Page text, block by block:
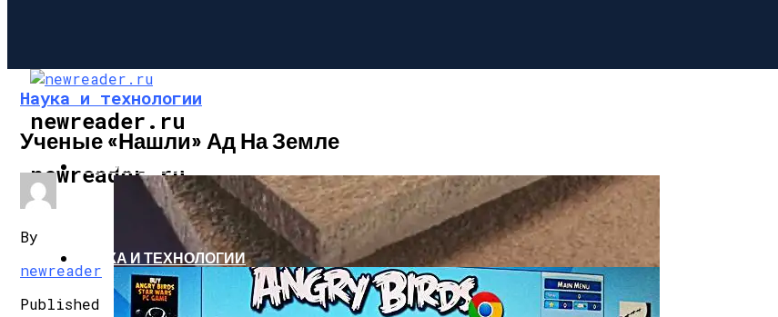
newreader.ru
newreader.ru
СТРОИТЕЛЬСТВО И РЕМОНТ
НАУКА И ТЕХНОЛОГИИ
Наука и технологии
Ученые «нашли» Ад На Земле
By
newreader
Published